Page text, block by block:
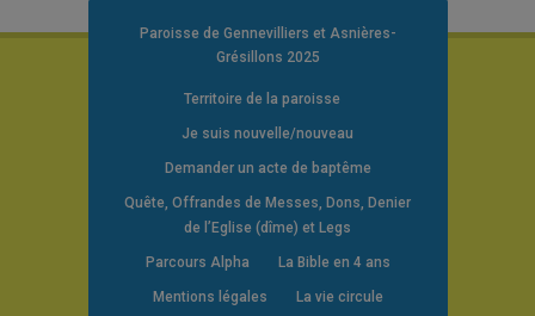
Paroisse de Gennevilliers et Asnières-
Grésillons 2025
Territoire de la paroisse
Je suis nouvelle/nouveau
Demander un acte de baptême
Quête, Offrandes de Messes, Dons, Denier
de l’Eglise (dîme) et Legs
Parcours Alpha La Bible en 4 ans
Mentions légales La vie circule